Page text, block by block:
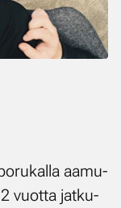
aa­mu­
2 vuot­ta jat­ku­